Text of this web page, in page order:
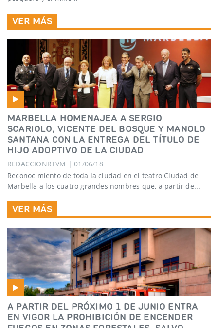
VER MÁS
MARBELLA HOMENAJEA A SERGIO
SCARIOLO, VICENTE DEL BOSQUE Y MANOLO
SANTANA CON LA ENTREGA DEL TÍTULO DE
HIJO ADOPTIVO DE LA CIUDAD
REDACCIONRTVM | 01/06/18
Reconocimiento de toda la ciudad en el teatro Ciudad de
Marbella a los cuatro grandes nombres que, a partir de...
VER MÁS
A PARTIR DEL PRÓXIMO 1 DE JUNIO ENTRA
EN VIGOR LA PROHIBICIÓN DE ENCENDER